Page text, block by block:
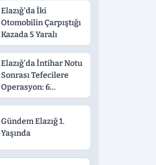
Elazığ'da İki
Otomobilin Çarpıştığı
Kazada 5 Yaralı
Elazığ'da İntihar Notu
Sonrası Tefecilere
Operasyon: 6
Tutuklama
Gündem Elazığ 1.
Yaşında